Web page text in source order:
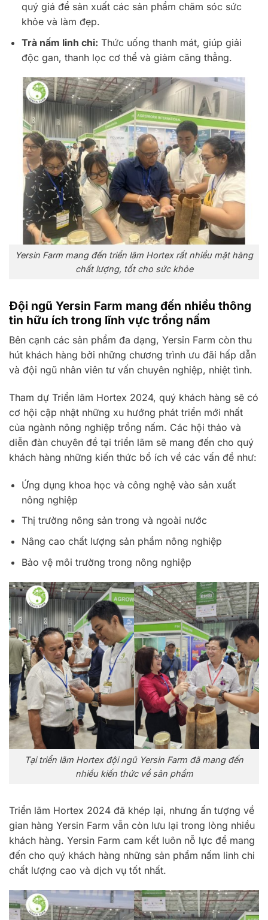
quý giá để sản xuất các sản phẩm chăm sóc sức
khỏe và làm đẹp.
Trà nấm linh chi: Thức uống thanh mát, giúp giải
độc gan, thanh lọc cơ thể và giảm căng thẳng.
Yersin Farm mang đến triển lãm Hortex rất nhiều mặt hàng
chất lượng, tốt cho sức khỏe
Đội ngũ Yersin Farm mang đến nhiều thông
tin hữu ích trong lĩnh vực trồng nấm
Bên cạnh các sản phẩm đa dạng, Yersin Farm còn thu
hút khách hàng bởi những chương trình ưu đãi hấp dẫn
và đội ngũ nhân viên tư vấn chuyên nghiệp, nhiệt tình.
Tham dự Triển lãm Hortex 2024, quý khách hàng sẽ có
cơ hội cập nhật những xu hướng phát triển mới nhất
của ngành nông nghiệp trồng nấm. Các hội thảo và
diễn đàn chuyên đề tại triển lãm sẽ mang đến cho quý
khách hàng những kiến thức bổ ích về các vấn đề như:
Ứng dụng khoa học và công nghệ vào sản xuất
nông nghiệp
Thị trường nông sản trong và ngoài nước
Nâng cao chất lượng sản phẩm nông nghiệp
Bảo vệ môi trường trong nông nghiệp
Tại triển lãm Hortex đội ngũ Yersin Farm đã mang đến
nhiều kiến thức về sản phẩm
Triển lãm Hortex 2024 đã khép lại, nhưng ấn tượng về
gian hàng Yersin Farm vẫn còn lưu lại trong lòng nhiều
khách hàng. Yersin Farm cam kết luôn nỗ lực để mang
đến cho quý khách hàng những sản phẩm nấm linh chi
chất lượng cao và dịch vụ tốt nhất.